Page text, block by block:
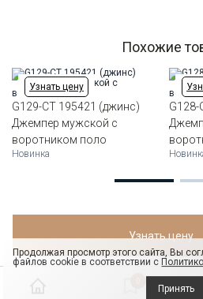
Похожие
Узнать цену
G129-CT 195421 (джинс)
Джемпер мужской с
воротником поло
Новинка
G128-
Узнать цену
Продолжая просмотр этого сайта, Вы
файлов cookie в соответствии с
Принять